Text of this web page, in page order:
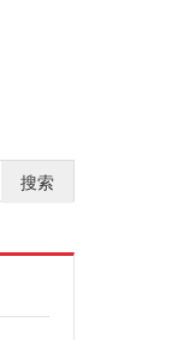
搜索